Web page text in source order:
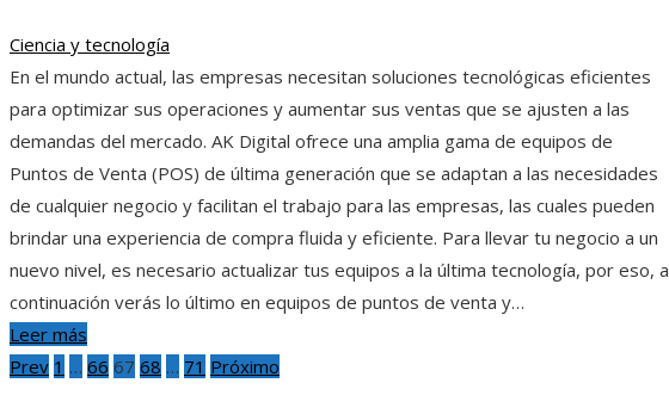
Ciencia y tecnología
En el mundo actual, las empresas necesitan soluciones tecnológicas eficientes
para optimizar sus operaciones y aumentar sus ventas que se ajusten a las
demandas del mercado. AK Digital ofrece una amplia gama de equipos de
Puntos de Venta (POS) de última generación que se adaptan a las necesidades
de cualquier negocio y facilitan el trabajo para las empresas, las cuales pueden
brindar una experiencia de compra fluida y eficiente. Para llevar tu negocio a un
nuevo nivel, es necesario actualizar tus equipos a la última tecnología, por eso, a
continuación verás lo último en equipos de puntos de venta y…
Leer más
Paginación
Prev 1 … 66 67 68 … 71 Próximo